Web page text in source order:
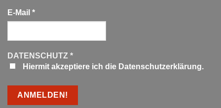
E-Mail *
DATENSCHUTZ *
Hiermit akzeptiere ich die Datenschutzerklärung.